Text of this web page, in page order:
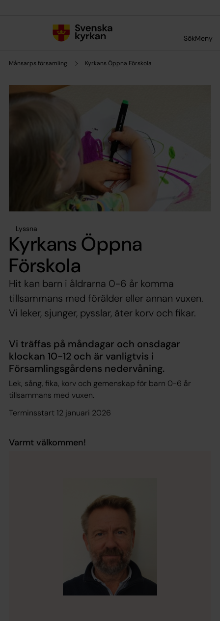
SökMeny
Månsarps församling Kyrkans Öppna Förskola
Lyssna
Kyrkans Öppna
Förskola
Hit kan barn i åldrarna 0-6 år komma
tillsammans med förälder eller annan vuxen.
Vi leker, sjunger, pysslar, äter korv och fikar.
Vi träffas på måndagar och onsdagar
klockan 10-12 och är vanligtvis i
Församlingsgårdens nedervåning.
Lek, sång, fika, korv och gemenskap för barn 0-6 år
tillsammans med vuxen.
Terminsstart 12 januari 2026
Varmt välkommen!